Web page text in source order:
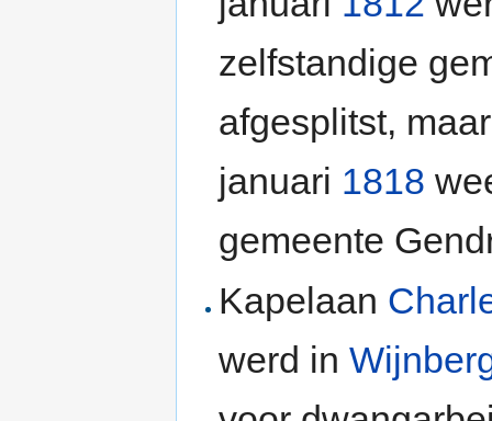
zelfstandige
afgesplitst,
januari 1818
gemeente
Kapelaan
werd in